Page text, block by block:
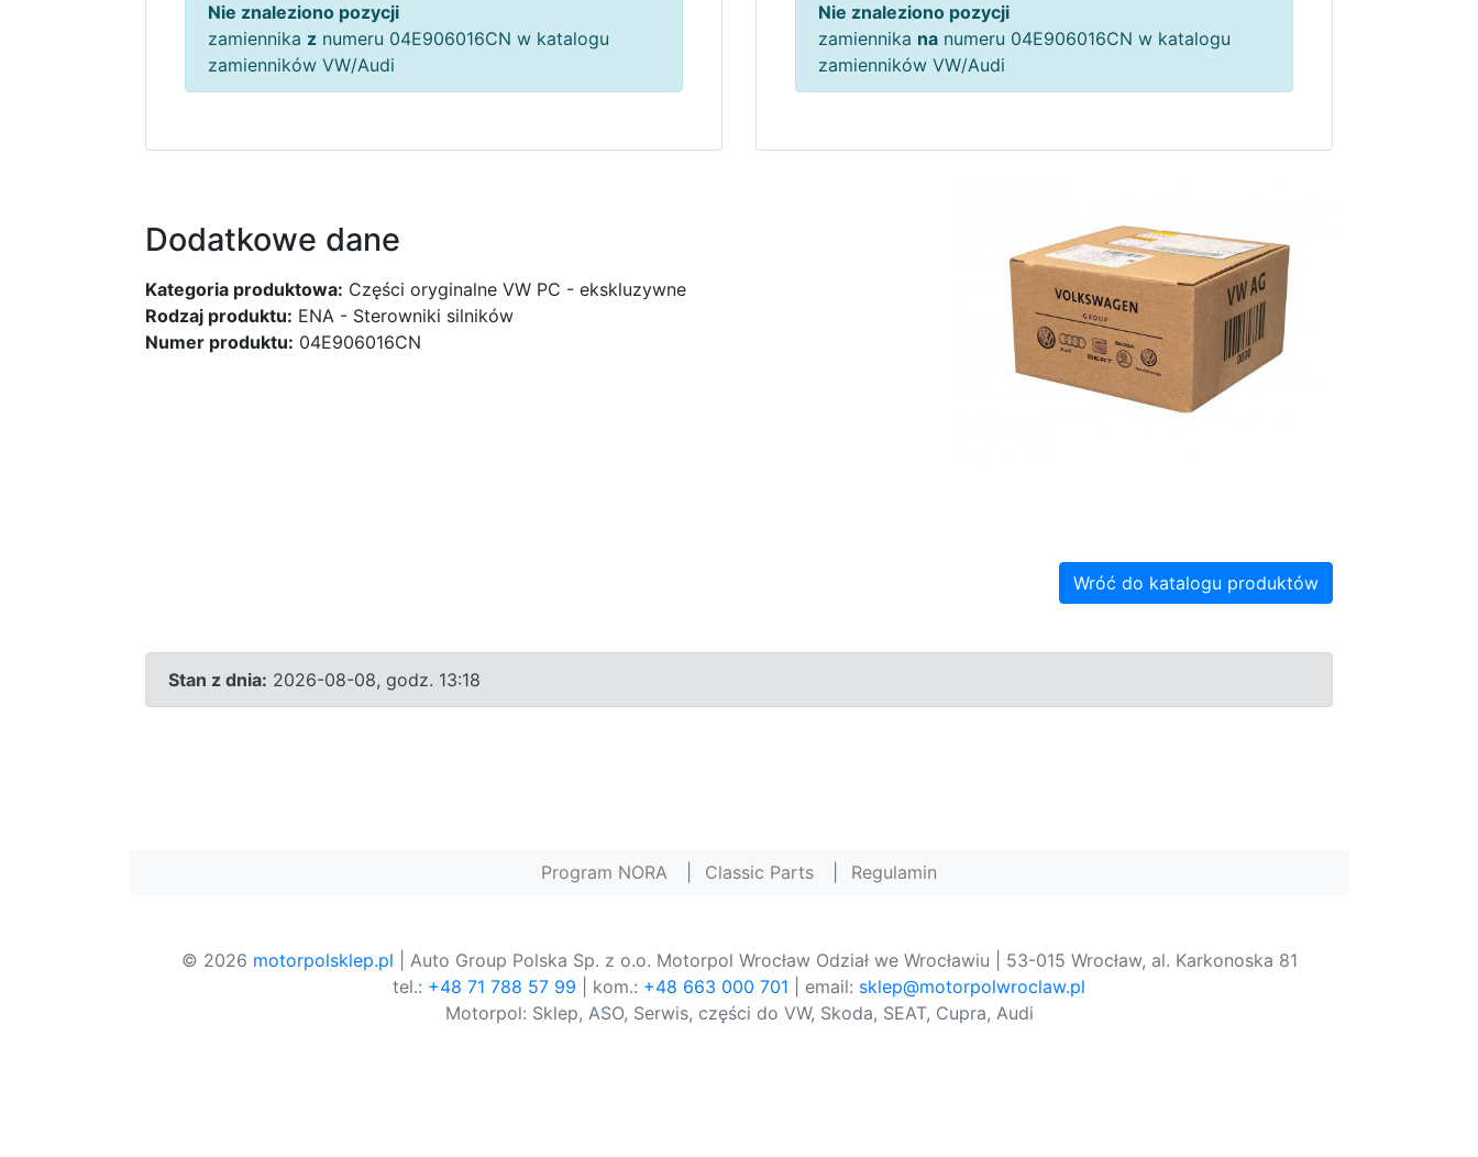
Nie znaleziono pozycji
zamiennika z numeru 04E906016CN w katalogu
zamienników VW/Audi
Nie znaleziono pozycji
zamiennika na numeru 04E906016CN w katalogu
zamienników VW/Audi
Dodatkowe dane
Kategoria produktowa: Części oryginalne VW PC - ekskluzywne
Rodzaj produktu: ENA - Sterowniki silników
Numer produktu: 04E906016CN
Wróć do katalogu produktów
Stan z dnia: 2026-08-08, godz. 13:18
Program NORA Classic Parts Regulamin
© 2026 motorpolsklep.pl | Auto Group Polska Sp. z o.o. Motorpol Wrocław Odział we Wrocławiu | 53-015 Wrocław, al. Karkonoska 81
tel.: +48 71 788 57 99 | kom.: +48 663 000 701 | email: sklep@motorpolwroclaw.pl
Motorpol: Sklep, ASO, Serwis, części do VW, Skoda, SEAT, Cupra, Audi